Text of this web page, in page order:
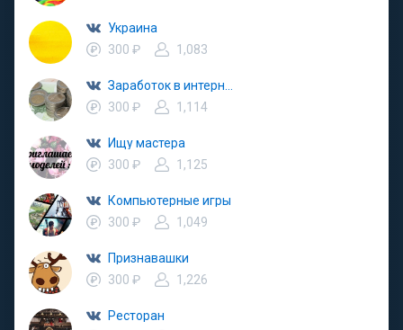
Украина
300 ₽
1,083
300 ₽
1,114
Ищу мастера
300 ₽
1,125
Компьютерные игры
300 ₽
1,049
Признавашки
300 ₽
1,226
Ресторан